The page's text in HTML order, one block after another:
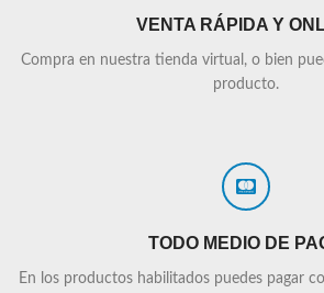
VENTA RÁPIDA Y
Compra en nuestra tienda virtual, o bien
producto.
TODO MEDIO DE
En los productos habilitados puedes pagar